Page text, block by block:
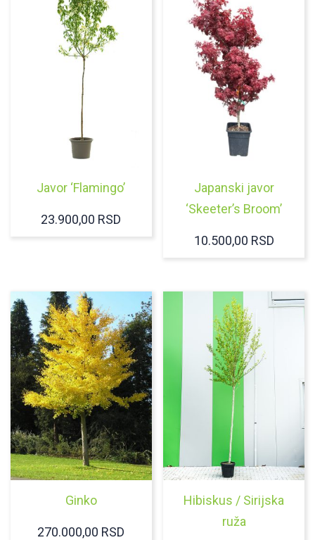
Javor ‘Flamingo’
23.900,00 RSD
Japanski javor
‘Skeeter’s Broom’
10.500,00 RSD
Ginko
270.000,00 RSD
Hibiskus / Sirijska
ruža